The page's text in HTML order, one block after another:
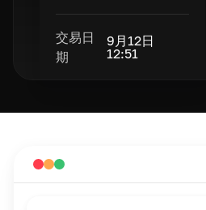
交易日
期
9月12日
12:51